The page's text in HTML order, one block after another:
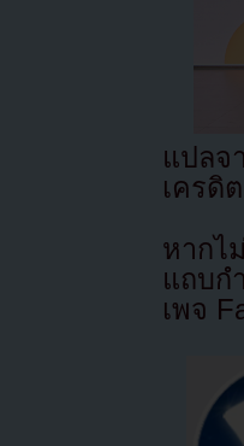
แปล
เครดิ
หากไ
แถบก
เพจ